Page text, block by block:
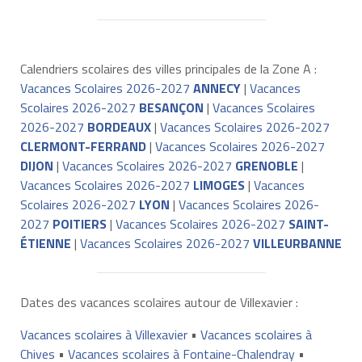
Calendriers scolaires des villes principales de la Zone A :
Vacances Scolaires 2026-2027 ANNECY| Vacances
Scolaires 2026-2027 BESANÇON | Vacances Scolaires
2026-2027 BORDEAUX| Vacances Scolaires 2026-2027
CLERMONT-FERRAND| Vacances Scolaires 2026-2027
DIJON | Vacances Scolaires 2026-2027 GRENOBLE |
Vacances Scolaires 2026-2027 LIMOGES| Vacances
Scolaires 2026-2027 LYON | Vacances Scolaires 2026-
2027 POITIERS| Vacances Scolaires 2026-2027 SAINT-
ÉTIENNE | Vacances Scolaires 2026-2027 VILLEURBANNE
Dates des vacances scolaires autour de Villexavier :
Vacances scolaires à Villexavier• Vacances scolaires à
Chives • Vacances scolaires à Fontaine-Chalendray•